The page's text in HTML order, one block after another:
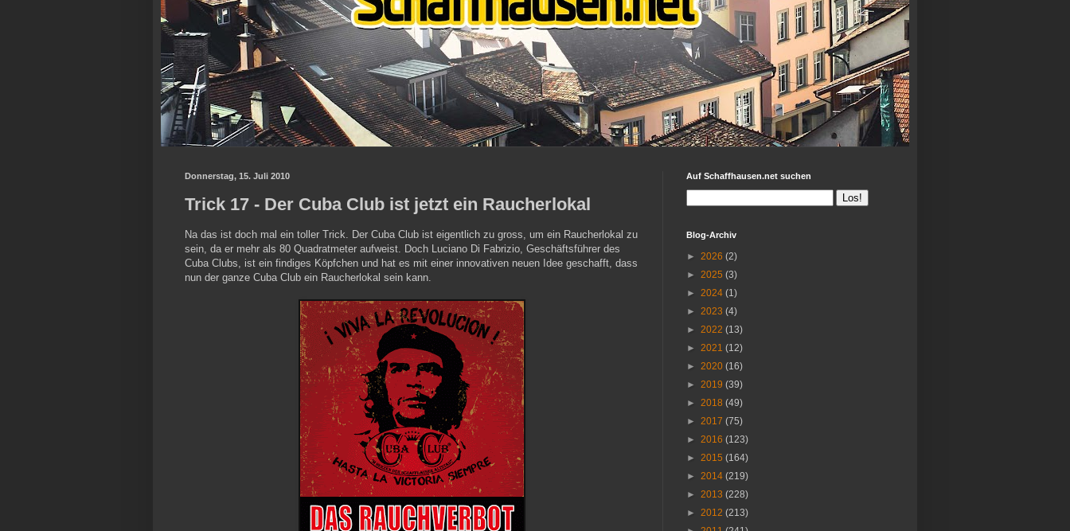
Donnerstag, 15. Juli 2010
Trick 17 - Der Cuba Club ist jetzt ein Raucherlokal
Na das ist doch mal ein toller Trick. Der Cuba Club ist eigentlich zu gross, um ein Raucherlokal zu
sein, da er mehr als 80 Quadratmeter aufweist. Doch Luciano Di Fabrizio, Geschäftsführer des
Cuba Clubs, ist ein findiges Köpfchen und hat es mit einer innovativen neuen Idee geschafft, dass
nun der ganze Cuba Club ein Raucherlokal sein kann.
Auf Schaffhausen.net suchen
Blog-Archiv
► 2026 (2)
► 2025 (3)
► 2024 (1)
► 2023 (4)
► 2022 (13)
► 2021 (12)
► 2020 (16)
► 2019 (39)
► 2018 (49)
► 2017 (75)
► 2016 (123)
► 2015 (164)
► 2014 (219)
► 2013 (228)
► 2012 (213)